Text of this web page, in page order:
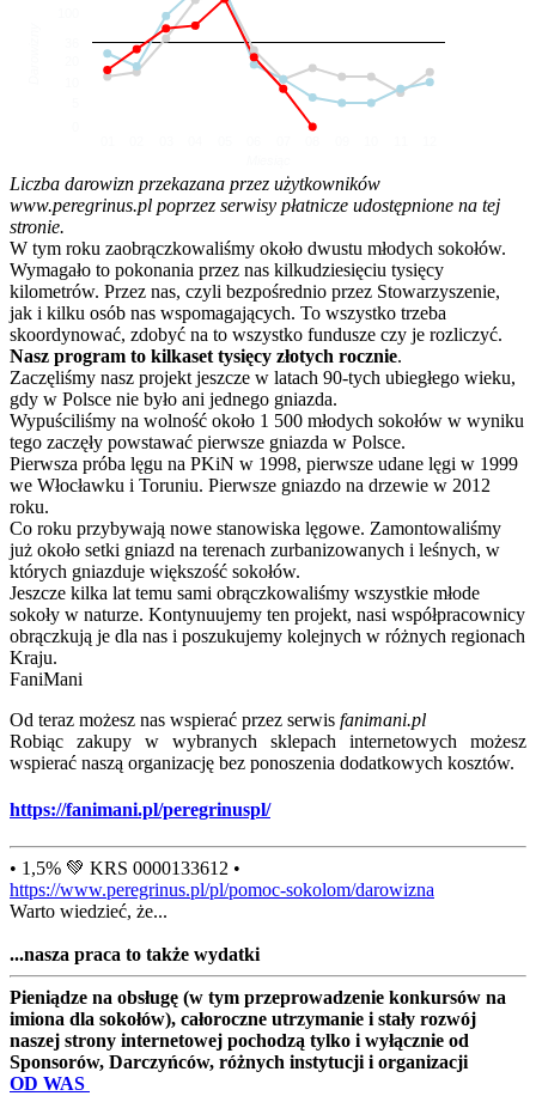
Liczba darowizn przekazana przez użytkowników
www.peregrinus.pl poprzez serwisy płatnicze udostępnione na tej
stronie.
W tym roku zaobrączkowaliśmy około dwustu młodych sokołów.
Wymagało to pokonania przez nas kilkudziesięciu tysięcy
kilometrów. Przez nas, czyli bezpośrednio przez Stowarzyszenie,
jak i kilku osób nas wspomagających. To wszystko trzeba
skoordynować, zdobyć na to wszystko fundusze czy je rozliczyć.
Nasz program to kilkaset tysięcy złotych rocznie.
Zaczęliśmy nasz projekt jeszcze w latach 90-tych ubiegłego wieku,
gdy w Polsce nie było ani jednego gniazda.
Wypuściliśmy na wolność około 1 500 młodych sokołów w wyniku
tego zaczęły powstawać pierwsze gniazda w Polsce.
Pierwsza próba lęgu na PKiN w 1998, pierwsze udane lęgi w 1999
we Włocławku i Toruniu. Pierwsze gniazdo na drzewie w 2012
roku.
Co roku przybywają nowe stanowiska lęgowe. Zamontowaliśmy
już około setki gniazd na terenach zurbanizowanych i leśnych, w
których gniazduje większość sokołów.
Jeszcze kilka lat temu sami obrączkowaliśmy wszystkie młode
sokoły w naturze. Kontynuujemy ten projekt, nasi współpracownicy
obrączkują je dla nas i poszukujemy kolejnych w różnych regionach
Kraju.
FaniMani
Od teraz możesz nas wspierać przez serwis fanimani.pl
Robiąc zakupy w wybranych sklepach internetowych możesz
wspierać naszą organizację bez ponoszenia dodatkowych kosztów.
https://fanimani.pl/peregrinuspl/
• 1,5% 💚 KRS 0000133612 •
https://www.peregrinus.pl/pl/pomoc-sokolom/darowizna
Warto wiedzieć, że...
...nasza praca to także wydatki
Pieniądze na obsługę (w tym przeprowadzenie konkursów na
imiona dla sokołów), całoroczne utrzymanie i stały rozwój
naszej strony internetowej pochodzą tylko i wyłącznie od
Sponsorów, Darczyńców, różnych instytucji i organizacji
OD WAS